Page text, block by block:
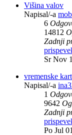
Višina valov
Napisal/-a
6
14812
Zadnji
Sr Nov
vremenske
Napisal/-a
1
9642
Zadnji
Po Jul